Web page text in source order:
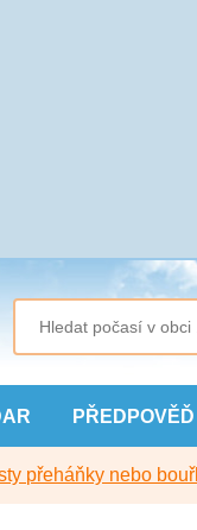
PŘEDPOVĚĎ
přeháňky nebo